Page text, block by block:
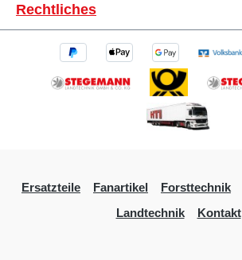
Rechtliches
Ersatzteile Fanartikel Forsttechnik
Landtechnik
Kontakt